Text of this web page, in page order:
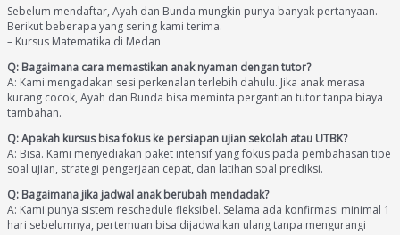
Sebelum mendaftar, Ayah dan Bunda mungkin punya banyak pertanyaan.
Berikut beberapa yang sering kami terima.
– Kursus Matematika di Medan
Q: Bagaimana cara memastikan anak nyaman dengan tutor?
A: Kami mengadakan sesi perkenalan terlebih dahulu. Jika anak merasa
kurang cocok, Ayah dan Bunda bisa meminta pergantian tutor tanpa biaya
tambahan.
Q: Apakah kursus bisa fokus ke persiapan ujian sekolah atau UTBK?
A: Bisa. Kami menyediakan paket intensif yang fokus pada pembahasan tipe
soal ujian, strategi pengerjaan cepat, dan latihan soal prediksi.
Q: Bagaimana jika jadwal anak berubah mendadak?
A: Kami punya sistem reschedule fleksibel. Selama ada konfirmasi minimal 1
hari sebelumnya, pertemuan bisa dijadwalkan ulang tanpa mengurangi